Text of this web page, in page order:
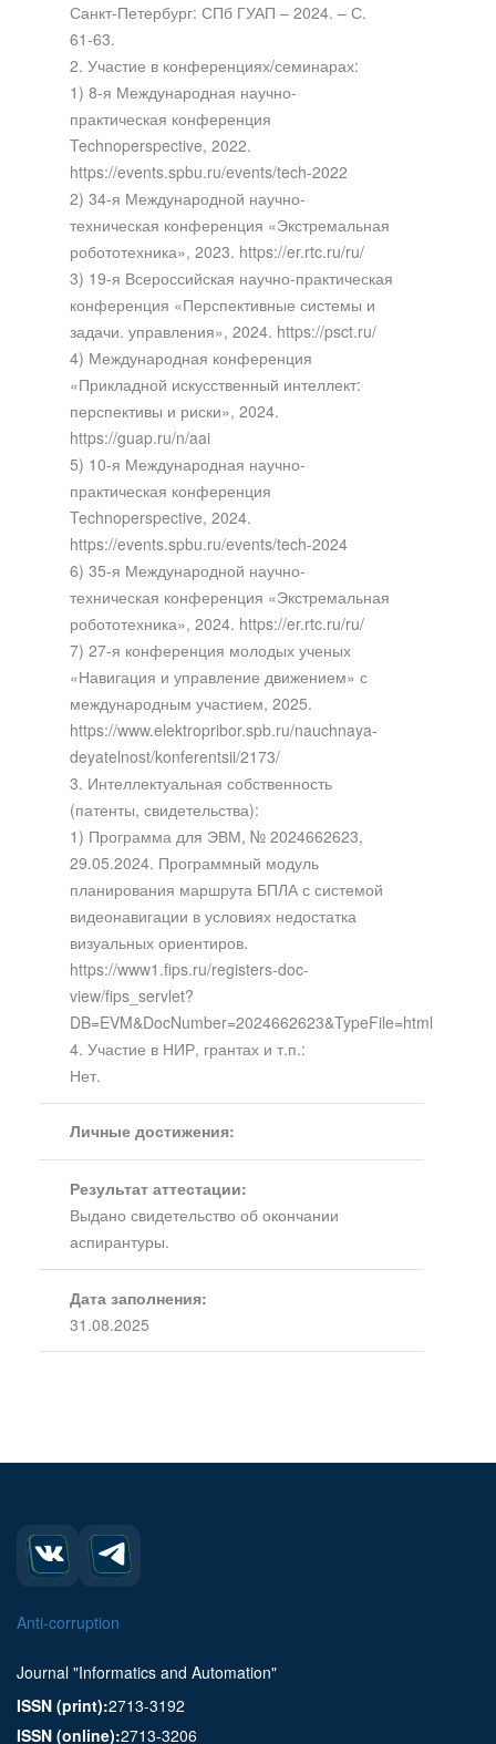
Санкт-Петербург: СПб ГУАП – 2024. – С.
61-63.
2. Участие в конференциях/семинарах:
1) 8-я Международная научно-
практическая конференция
Technoperspective, 2022.
https://events.spbu.ru/events/tech-2022
2) 34-я Международной научно-
техническая конференция «Экстремальная
робототехника», 2023. https://er.rtc.ru/ru/
3) 19-я Всероссийская научно-практическая
конференция «Перспективные системы и
задачи. управления», 2024. https://psct.ru/
4) Международная конференция
«Прикладной искусственный интеллект:
перспективы и риски», 2024.
https://guap.ru/n/aai
5) 10-я Международная научно-
практическая конференция
Technoperspective, 2024.
https://events.spbu.ru/events/tech-2024
6) 35-я Международной научно-
техническая конференция «Экстремальная
робототехника», 2024. https://er.rtc.ru/ru/
7) 27-я конференция молодых ученых
«Навигация и управление движением» с
международным участием, 2025.
https://www.elektropribor.spb.ru/nauchnaya-
deyatelnost/konferentsii/2173/
3. Интеллектуальная собственность
(патенты, свидетельства):
1) Программа для ЭВМ, № 2024662623,
29.05.2024. Программный модуль
планирования маршрута БПЛА с системой
видеонавигации в условиях недостатка
визуальных ориентиров.
https://www1.fips.ru/registers-doc-
view/fips_servlet?
DB=EVM&DocNumber=2024662623&TypeFile=html
4. Участие в НИР, грантах и т.п.:
Нет.
Личные достижения:
Результат аттестации:
Выдано свидетельство об окончании
аспирантуры.
Дата заполнения:
31.08.2025
Anti-corruption
Journal "Informatics and Automation"
ISSN (print):2713-3192
ISSN (online):2713-3206